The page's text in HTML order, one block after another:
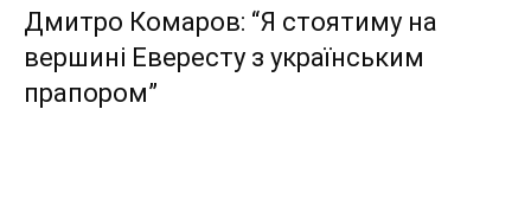
Дмитро Комаров: “Я стоятиму на
вершині Евересту з українським
прапором”